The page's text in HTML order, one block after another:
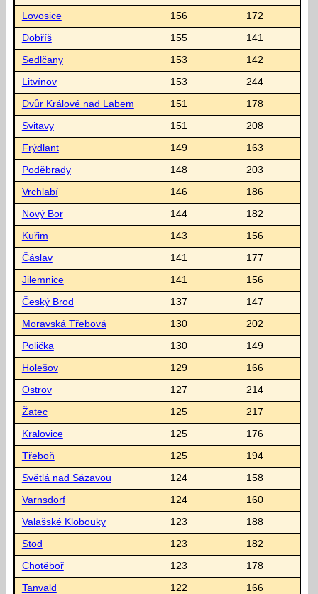
Lovosice 156 172
Dobříš 155 141
Sedlčany 153 142
Litvínov 153 244
Dvůr Králové nad Labem 151 178
Svitavy 151 208
Frýdlant 149 163
Poděbrady 148 203
Vrchlabí 146 186
Nový Bor 144 182
Kuřim 143 156
Čáslav 141 177
Jilemnice 141 156
Český Brod 137 147
Moravská Třebová 130 202
Polička 130 149
Holešov 129 166
Ostrov 127 214
Žatec 125 217
Kralovice 125 176
Třeboň 125 194
Světlá nad Sázavou 124 158
Varnsdorf 124 160
Valašské Klobouky 123 188
Stod 123 182
Chotěboř 123 178
Tanvald 122 166